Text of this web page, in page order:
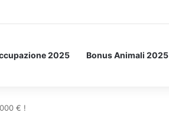
2025 Bonus Animali 2025
€ !